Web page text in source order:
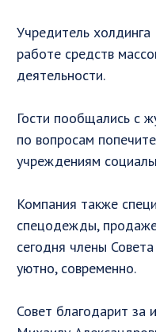
Учредитель
работе средств
деятельности.
Гости пообщались с
по вопросам
учреждениям
Компания также
спецодежды,
сегодня члены
уютно, современно.
Совет благодарит за